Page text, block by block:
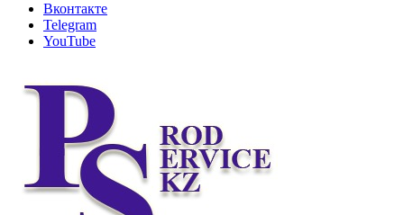
Вконтакте
Telegram
YouTube